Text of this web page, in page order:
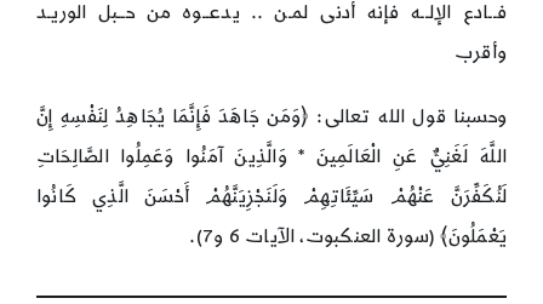
فــادع الإلــه فإنه أدنى لمـن .. يدعــوه من حــبل الوريـد
وأقرب
وحسبنا قول الله تعالى: ﴿وَمَن جَاهَدَ فَإِنَّمَا يُجَاهِدُ لِنَفْسِهِ إِنَّ
اللَّهَ لَغَنِيٌّ عَنِ الْعَالَمِينَ * وَالَّذِينَ آمَنُوا وَعَمِلُوا الصَّالِحَاتِ
لَنُكَفِّرَنَّ عَنْهُمْ سَيِّئَاتِهِمْ وَلَنَجْزِيَنَّهُمْ أَحْسَنَ الَّذِي كَانُوا
يَعْمَلُونَ﴾ (سورة العنكبوت، الآيات 6 و7).